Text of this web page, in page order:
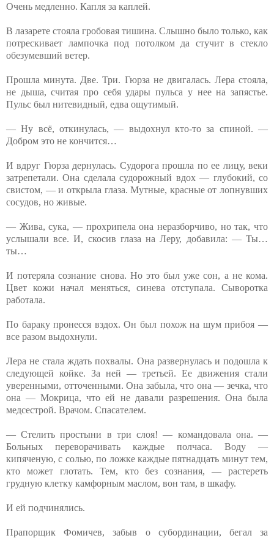
Очень медленно. Капля за каплей.
В лазарете стояла гробовая тишина. Слышно было только, как
потрескивает лампочка под потолком да стучит в стекло
обезумевший ветер.
Прошла минута. Две. Три. Гюрза не двигалась. Лера стояла,
не дыша, считая про себя удары пульса у нее на запястье.
Пульс был нитевидный, едва ощутимый.
— Ну всё, откинулась, — выдохнул кто-то за спиной. —
Добром это не кончится…
И вдруг Гюрза дернулась. Судорога прошла по ее лицу, веки
затрепетали. Она сделала судорожный вдох — глубокий, со
свистом, — и открыла глаза. Мутные, красные от лопнувших
сосудов, но живые.
— Жива, сука, — прохрипела она неразборчиво, но так, что
услышали все. И, скосив глаза на Леру, добавила: — Ты…
ты…
И потеряла сознание снова. Но это был уже сон, а не кома.
Цвет кожи начал меняться, синева отступала. Сыворотка
работала.
По бараку пронесся вздох. Он был похож на шум прибоя —
все разом выдохнули.
Лера не стала ждать похвалы. Она развернулась и подошла к
следующей койке. За ней — третьей. Ее движения стали
уверенными, отточенными. Она забыла, что она — зечка, что
она — Мокрица, что ей не давали разрешения. Она была
медсестрой. Врачом. Спасателем.
— Стелить простыни в три слоя! — командовала она. —
Больных переворачивать каждые полчаса. Воду —
кипяченую, с солью, по ложке каждые пятнадцать минут тем,
кто может глотать. Тем, кто без сознания, — растереть
грудную клетку камфорным маслом, вон там, в шкафу.
И ей подчинялись.
Прапорщик Фомичев, забыв о субординации, бегал за